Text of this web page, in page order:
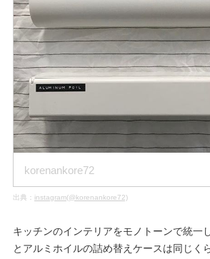
korenankore72
出典： instagram(@korenankore72)
キッチンのインテリアをモノトーンで統一
とアルミホイルの詰め替えケースは同じく